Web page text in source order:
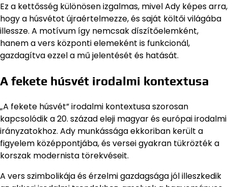
Ez a kettősség különösen izgalmas, mivel Ady képes arra,
hogy a húsvétot újraértelmezze, és saját költői világába
illessze. A motívum így nemcsak díszítőelemként,
hanem a vers központi elemeként is funkcionál,
gazdagítva ezzel a mű jelentését és hatását.
A fekete húsvét irodalmi kontextusa
„A fekete húsvét” irodalmi kontextusa szorosan
kapcsolódik a 20. század eleji magyar és európai irodalmi
irányzatokhoz. Ady munkássága ekkoriban került a
figyelem középpontjába, és versei gyakran tükrözték a
korszak modernista törekvéseit.
A vers szimbolikája és érzelmi gazdagsága jól illeszkedik